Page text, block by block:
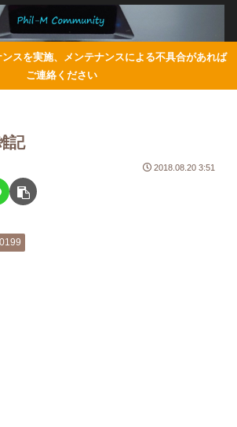
スを実施、メンテナンスによる不具合があれば
ご連絡ください
記
2018.08.20 3:51